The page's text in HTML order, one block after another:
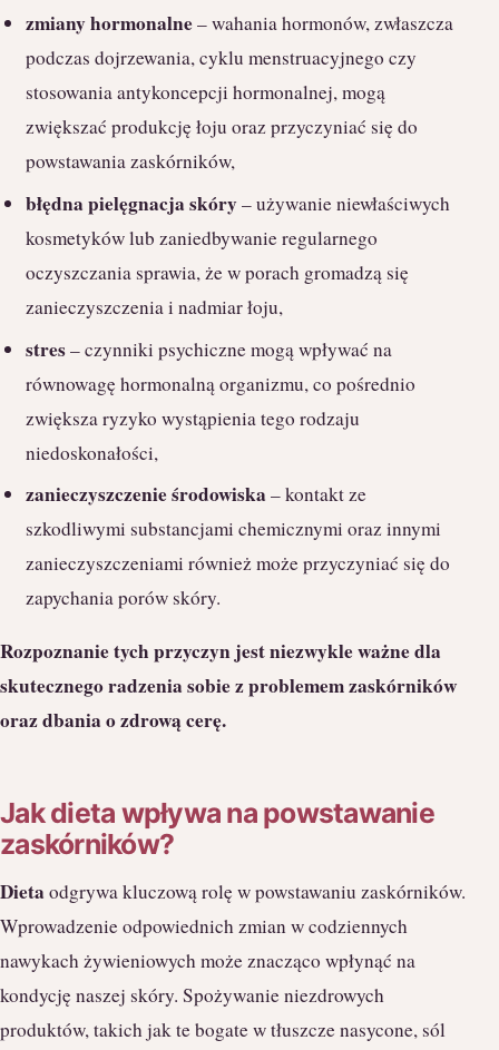
zmiany hormonalne– wahania hormonów, zwłaszcza
podczas dojrzewania, cyklu menstruacyjnego czy
stosowania antykoncepcji hormonalnej, mogą
zwiększać produkcję łoju oraz przyczyniać się do
powstawania zaskórników,
błędna pielęgnacja skóry– używanie niewłaściwych
kosmetyków lub zaniedbywanie regularnego
oczyszczania sprawia, że w porach gromadzą się
zanieczyszczenia i nadmiar łoju,
stres– czynniki psychiczne mogą wpływać na
równowagę hormonalną organizmu, co pośrednio
zwiększa ryzyko wystąpienia tego rodzaju
niedoskonałości,
zanieczyszczenie środowiska – kontakt ze
szkodliwymi substancjami chemicznymi oraz innymi
zanieczyszczeniami również może przyczyniać się do
zapychania porów skóry.
Rozpoznanie tych przyczyn jest niezwykle ważne dla
skutecznego radzenia sobie z problemem zaskórników
oraz dbania o zdrową cerę.
Jak dieta wpływa na powstawanie
zaskórników?
Dieta odgrywa kluczową rolę w powstawaniu zaskórników.
Wprowadzenie odpowiednich zmian w codziennych
nawykach żywieniowych może znacząco wpłynąć na
kondycję naszej skóry. Spożywanie niezdrowych
produktów, takich jak te bogate w tłuszcze nasycone, sól